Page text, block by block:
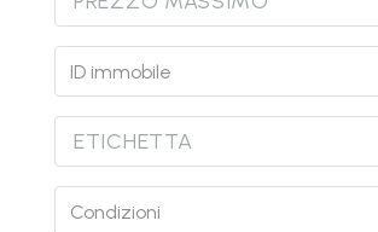
ETICHETTA